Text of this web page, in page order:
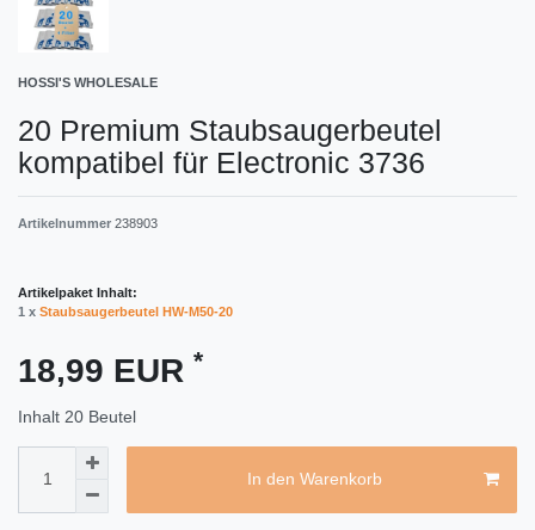
HOSSI'S WHOLESALE
20 Premium Staubsaugerbeutel
kompatibel für Electronic 3736
Artikelnummer 238903
Artikelpaket Inhalt:
1 x Staubsaugerbeutel HW-M50-20
18,99 EUR *
Inhalt 20 Beutel
In den Warenkorb